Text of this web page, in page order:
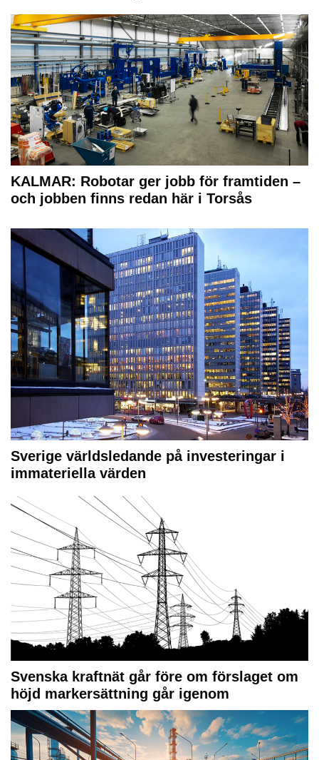
KALMAR: Robotar ger jobb för framtiden –
och jobben finns redan här i Torsås
Sverige världsledande på investeringar i
immateriella värden
Svenska kraftnät går före om förslaget om
höjd markersättning går igenom